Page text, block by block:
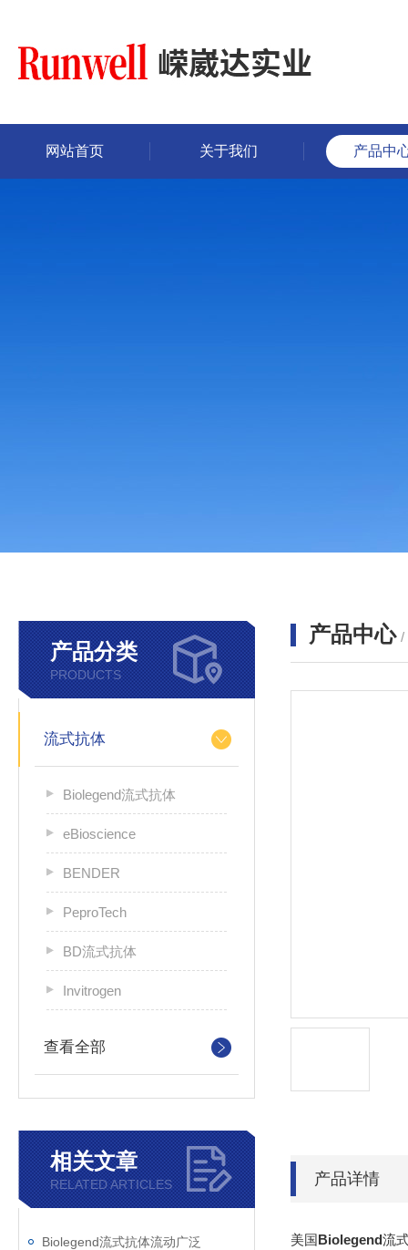
网站首页 关于我们 产品中
产品分类
PRODUCTS
流式抗体
Biolegend流式抗体
eBioscience
BENDER
PeproTech
BD流式抗体
Invitrogen
查看全部
相关文章
RELATED ARTICLES
Biolegend流式抗体流动广泛
产品中心 /
产品详情
美国Biolegend流